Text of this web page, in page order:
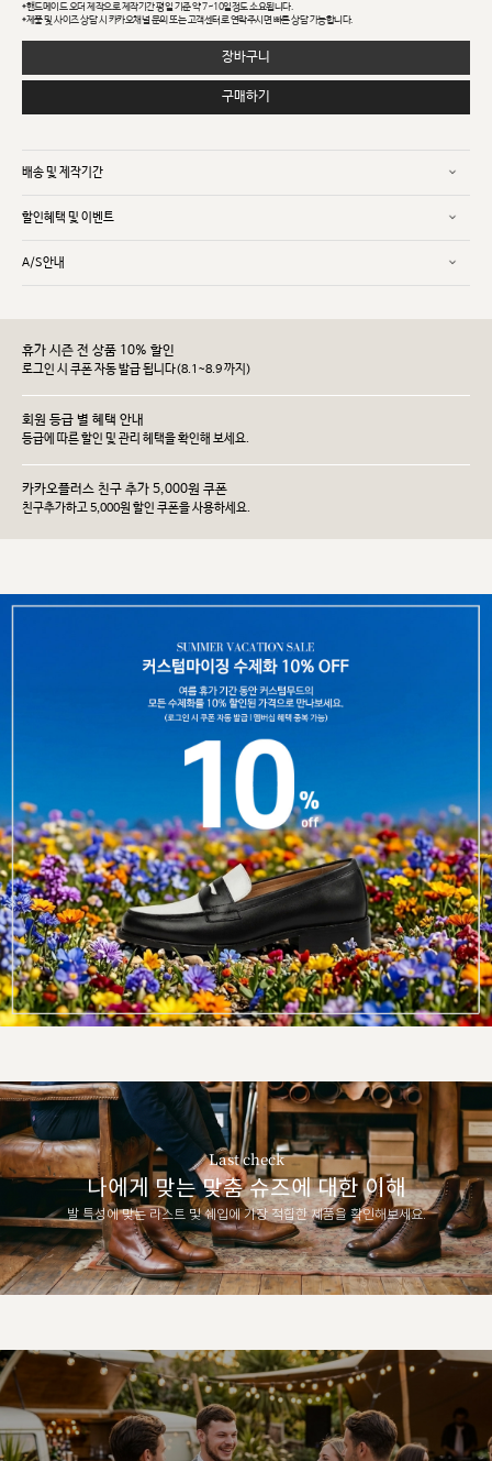
*핸드메이드 오더 제작으로 제작기간 평일 기준 약 7~10일정도 소요됩니다.
*제품 및 사이즈 상담 시 카카오채널 문의 또는 고객센터로 연락주시면 빠른 상담 가능합니다.
장바구니
구매하기
배송 및 제작기간
할인혜택 및 이벤트
A/S안내
휴가 시즌 전 상품 10% 할인
로그인 시 쿠폰 자동 발급 됩니다(8.1~8.9 까지)
회원 등급 별 혜택 안내
등급에 따른 할인 및 관리 헤택을 확인해 보세요.
카카오플러스 친구 추가 5,000원 쿠폰
친구추가하고 5,000원 할인 쿠폰을 사용하세요.
Last check
나에게 맞는 맞춤 슈즈에 대한 이해
발 특성에 맞는 라스트 및 쉐입에 가장 적합한 제품을 확인해보세요.